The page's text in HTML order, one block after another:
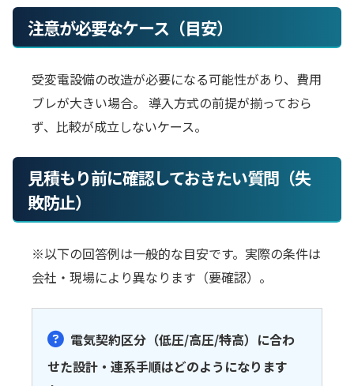
注意が必要なケース（目安）
受変電設備の改造が必要になる可能性があり、費用
ブレが大きい場合。 導入方式の前提が揃っておら
ず、比較が成立しないケース。
見積もり前に確認しておきたい質問（失
敗防止）
※以下の回答例は一般的な目安です。実際の条件は
会社・現場により異なります（要確認）。
電気契約区分（低圧/高圧/特高）に合わ
せた設計・連系手順はどのようになります